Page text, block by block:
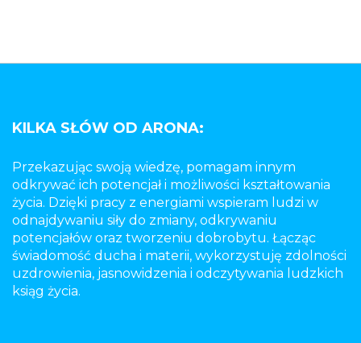
KILKA SŁÓW OD ARONA:
Przekazując swoją wiedzę, pomagam innym
odkrywać ich potencjał i możliwości kształtowania
życia. Dzięki pracy z energiami wspieram ludzi w
odnajdywaniu siły do zmiany, odkrywaniu
potencjałów oraz tworzeniu dobrobytu. Łącząc
świadomość ducha i materii, wykorzystuję zdolności
uzdrowienia, jasnowidzenia i odczytywania ludzkich
ksiąg życia.